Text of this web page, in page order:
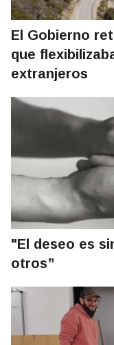
El Gobierno
que
extranjeros
"El deseo es
otros”